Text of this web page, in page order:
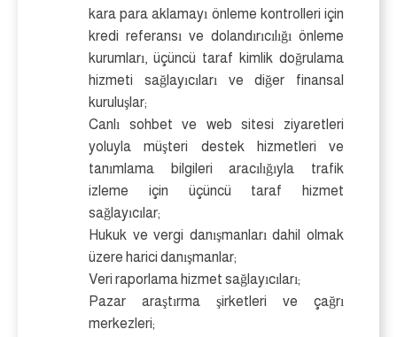
kara para aklamayı önleme kontrolleri için
kredi referansı ve dolandırıcılığı önleme
kurumları, üçüncü taraf kimlik doğrulama
hizmeti sağlayıcıları ve diğer finansal
kuruluşlar;
Canlı sohbet ve web sitesi ziyaretleri
yoluyla müşteri destek hizmetleri ve
tanımlama bilgileri aracılığıyla trafik
izleme için üçüncü taraf hizmet
sağlayıcılar;
Hukuk ve vergi danışmanları dahil olmak
üzere harici danışmanlar;
Veri raporlama hizmet sağlayıcıları;
Pazar araştırma şirketleri ve çağrı
merkezleri;